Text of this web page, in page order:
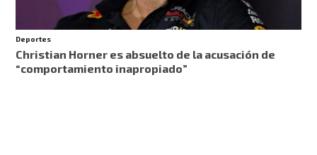
Deportes
Christian Horner es absuelto de la acusación de
“comportamiento inapropiado”